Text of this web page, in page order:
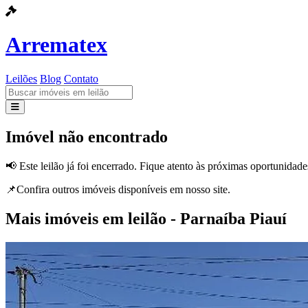
Arrematex
Leilões Blog Contato
Leilões
Contato
Imóvel não encontrado
📢 Este leilão já foi encerrado. Fique atento às próximas
📌Confira outros imóveis disponíveis em nosso site.
Mais imóveis em leilão - Parnaíba Piauí